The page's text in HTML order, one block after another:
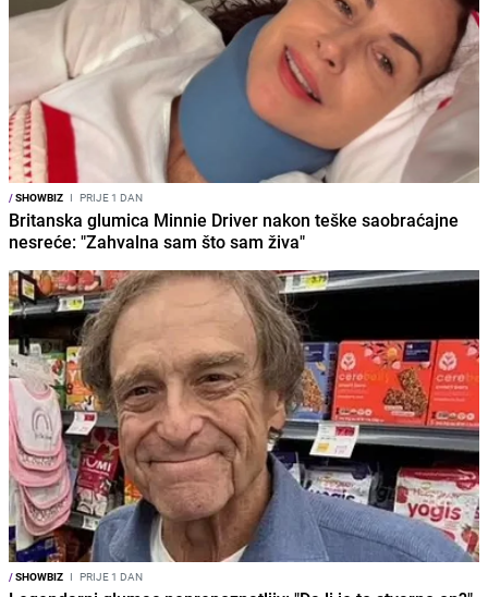
/SHOWBIZ I PRIJE 1 DAN
Britanska glumica Minnie Driver nakon teške saobraćajne
nesreće: "Zahvalna sam što sam živa"
/SHOWBIZ I PRIJE 1 DAN